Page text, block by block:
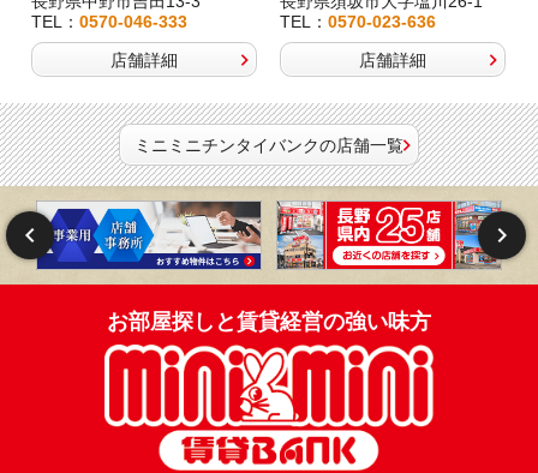
TEL： 0570-046-333
店舗詳細
TEL：0570-023-636
店舗詳細
ミニミニチンタイバンクの店舗一覧
お部屋探しと賃貸経営の強い味方